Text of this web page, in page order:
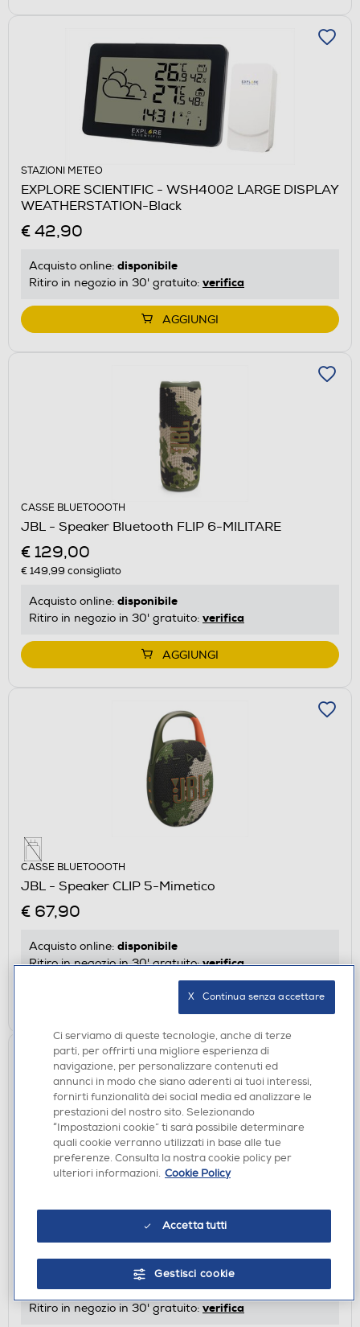
STAZIONI METEO
EXPLORE SCIENTIFIC - WSH4002 LARGE DISPLAY
WEATHERSTATION-Black
€ 42,90
Acquisto online: disponibile
Ritiro in negozio in 30' gratuito: verifica
AGGIUNGI
CASSE BLUETOOOTH
JBL - Speaker Bluetooth FLIP 6-MILITARE
€ 129,00
€ 149,99 consigliato
Acquisto online: disponibile
Ritiro in negozio in 30' gratuito: verifica
AGGIUNGI
CASSE BLUETOOOTH
JBL - Speaker CLIP 5-Mimetico
€ 67,90
Acquisto online: disponibile
Ritiro in negozio in 30' gratuito:verifica
AGGIUNGI
CASSE BLUETOOOTH
JBL - Speaker CLIP 5-Blu
€ 69,90
Acquisto online:disponibile
Ritiro in negozio in 30' gratuito: verifica
Ci serviamo di queste tecnologie, anche di terze
parti, per offrirti una migliore esperienza di
navigazione, per personalizzare contenuti ed
annunci in modo che siano aderenti ai tuoi interessi,
fornirti funzionalità dei social media ed analizzare le
prestazioni del nostro sito. Selezionando
“Impostazioni cookie” ti sarà possibile determinare
quali cookie verranno utilizzati in base alle tue
preferenze. Consulta la nostra cookie policy per
ulteriori informazioni. Cookie Policy
Accetta tutti
Gestisci cookie
X   Continua senza accettare